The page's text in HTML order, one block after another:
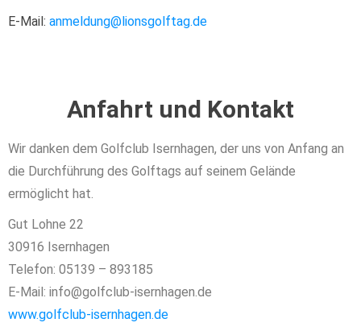
E-Mail: anmeldung@lionsgolftag.de
Anfahrt und Kontakt
Wir danken dem Golfclub Isernhagen, der uns von Anfang an
die Durchführung des Golftags auf seinem Gelände
ermöglicht hat.
Gut Lohne 22
30916 Isernhagen
Telefon: 05139 – 893185
E-Mail: info@golfclub-isernhagen.de
www.golfclub-isernhagen.de